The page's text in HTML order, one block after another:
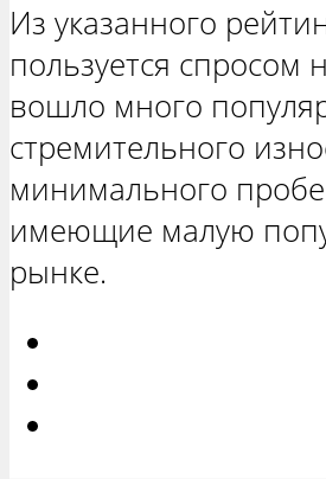
Из указанного
пользуется
вошло много
стремительного
минимального
имеющие малую
рынке.